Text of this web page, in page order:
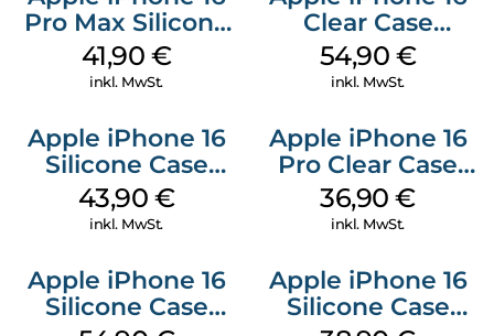
Pro Max Silicone
Case MagSafe
Ultramarine
41,90 €
inkl. MwSt.
Clear Case
MagSafe
Transparent
54,90 €
inkl. MwSt.
Apple iPhone 16
Silicone Case
MagSafe Plum
43,90 €
inkl. MwSt.
Apple iPhone 16
Pro Clear Case
MagSafe
Transparent
36,90€
inkl. MwSt.
Apple iPhone 16
Silicone Case
Apple iPhone 16
Silicone Case